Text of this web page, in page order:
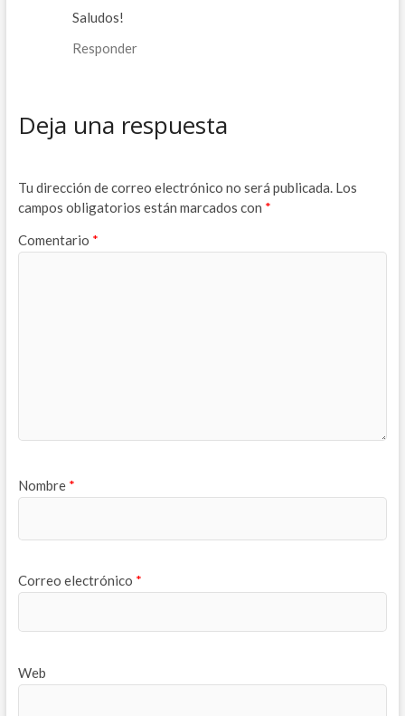
Saludos!
Responder
Deja una respuesta
Tu dirección de correo electrónico no será publicada. Los
campos obligatorios están marcados con *
Comentario *
Nombre *
Correo electrónico *
Web